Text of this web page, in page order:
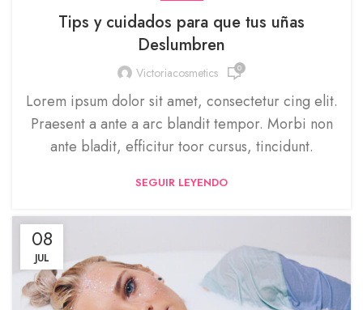
Tips y cuidados para que tus uñas
Deslumbren
Victoriacosmetics 0
Lorem ipsum dolor sit amet, consectetur cing elit.
Praesent a ante a arc blandit tempor. Morbi non
ante bladit, efficitur toor cursus, tincidunt.
SEGUIR LEYENDO
08
JUL